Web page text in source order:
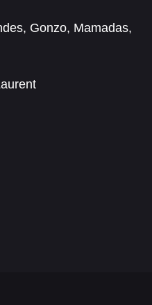
, Gonzo, Mamadas,